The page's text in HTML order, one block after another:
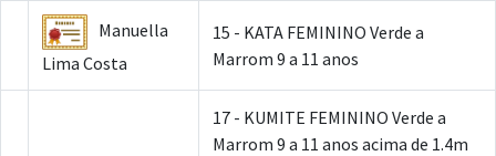
Manuella
Lima Costa
15 - KATA FEMININO Verde a
Marrom 9 a 11 anos
17 - KUMITE FEMININO Verde a
Marrom 9 a 11 anos acima de 1.4m